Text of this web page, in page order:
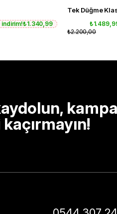
indirim!₺1.340,99
Tek Düğme
₺2.200,00